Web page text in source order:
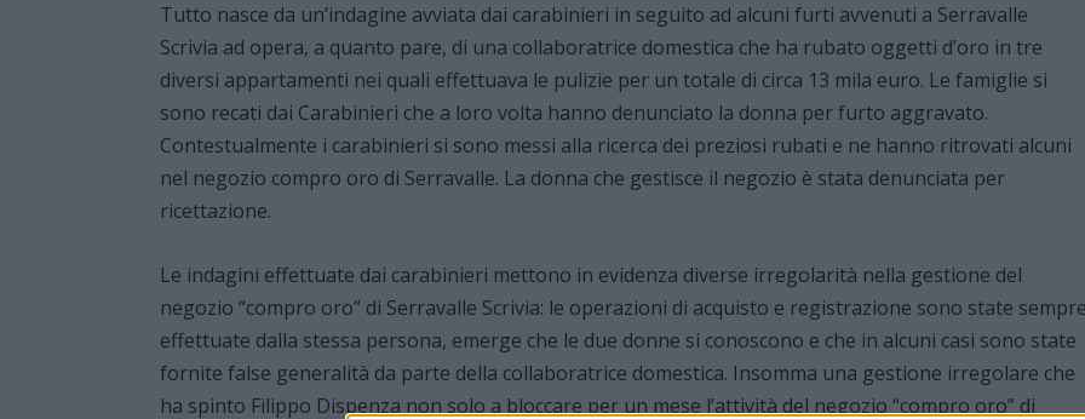
Tutto nasce da un’indagine avviata dai carabinieri in seguito ad alcuni furti avvenuti a Serravalle
Scrivia ad opera, a quanto pare, di una collaboratrice domestica che ha rubato oggetti d’oro in tre
diversi appartamenti nei quali effettuava le pulizie per un totale di circa 13 mila euro. Le famiglie si
sono recati dai Carabinieri che a loro volta hanno denunciato la donna per furto aggravato.
Contestualmente i carabinieri si sono messi alla ricerca dei preziosi rubati e ne hanno ritrovati alcuni
nel negozio compro oro di Serravalle. La donna che gestisce il negozio è stata denunciata per
ricettazione.
Le indagini effettuate dai carabinieri mettono in evidenza diverse irregolarità nella gestione del
negozio “compro oro” di Serravalle Scrivia: le operazioni di acquisto e registrazione sono state
effettuate dalla stessa persona, emerge che le due donne si conoscono e che in alcuni casi sono state
fornite false generalità da parte della collaboratrice domestica. Insomma una gestione irregolare che
ha spinto Filippo Dispenza non solo a bloccare per un mese l’attività del negozio “compro oro” di